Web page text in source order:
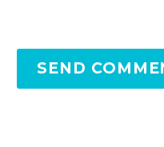
SEND